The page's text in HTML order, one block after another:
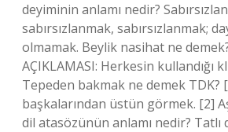
deyiminin anlamı nedir?
sabırsızlanmak, sabırsızlanmak;
olmamak. Beylik nasihat ne demek?
AÇIKLAMASI: Herkesin kullandığı
Tepeden bakmak ne demek TDK?
başkalarından üstün görmek. [2]
dil atasözünün anlamı nedir? Tatlı